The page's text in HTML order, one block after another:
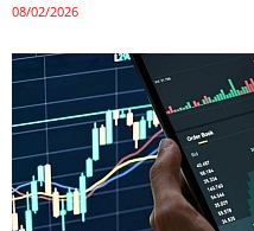
08/02/2026